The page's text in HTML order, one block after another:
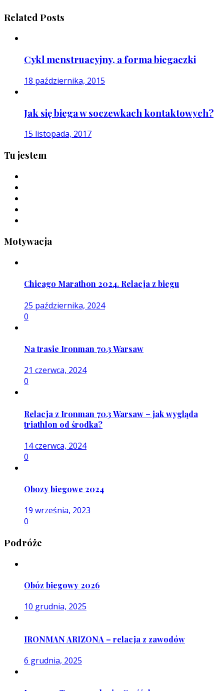
Related Posts
Cykl menstruacyjny, a forma biegaczki
18 października, 2015
Jak się biega w soczewkach kontaktowych?
15 listopada, 2017
Tu jestem
Motywacja
Chicago Marathon 2024. Relacja z biegu
25 października, 2024
0
Na trasie Ironman 70.3 Warsaw
21 czerwca, 2024
0
Relacja z Ironman 70.3 Warsaw – jak wygląda
triathlon od środka?
14 czerwca, 2024
0
Obozy biegowe 2024
19 września, 2023
0
Podróże
Obóz biegowy 2026
10 grudnia, 2025
IRONMAN ARIZONA – relacja z zawodów
6 grudnia, 2025